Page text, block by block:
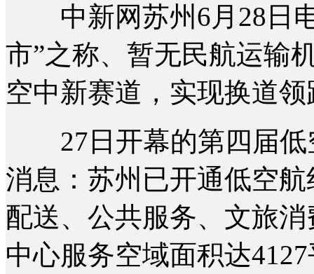
中新网苏州6月28日电
市”之称、暂无民航运输
空中新赛道，实现换道领
27日开幕的第四届低
消息：苏州已开通低空
配送、公共服务、文旅
中心服务空域面积达